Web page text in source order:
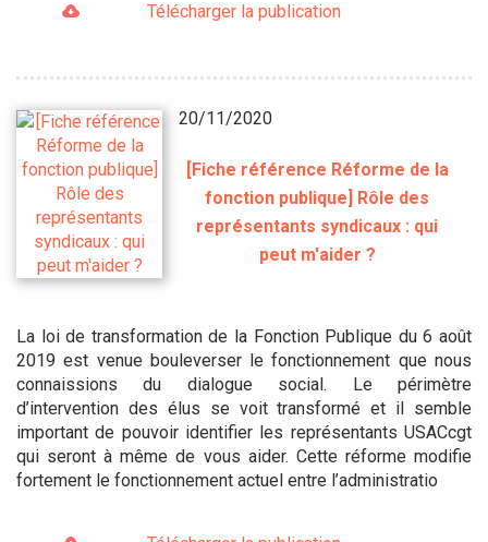
Télécharger la publication
20/11/2020
[Fiche référence Réforme de la
fonction publique] Rôle des
représentants syndicaux : qui
peut m'aider ?
La loi de transformation de la Fonction Publique du 6 août
2019 est venue bouleverser le fonctionnement que nous
connaissions du dialogue social. Le périmètre
d’intervention des élus se voit transformé et il semble
important de pouvoir identifier les représentants USACcgt
qui seront à même de vous aider. Cette réforme modifie
fortement le fonctionnement actuel entre l’administratio